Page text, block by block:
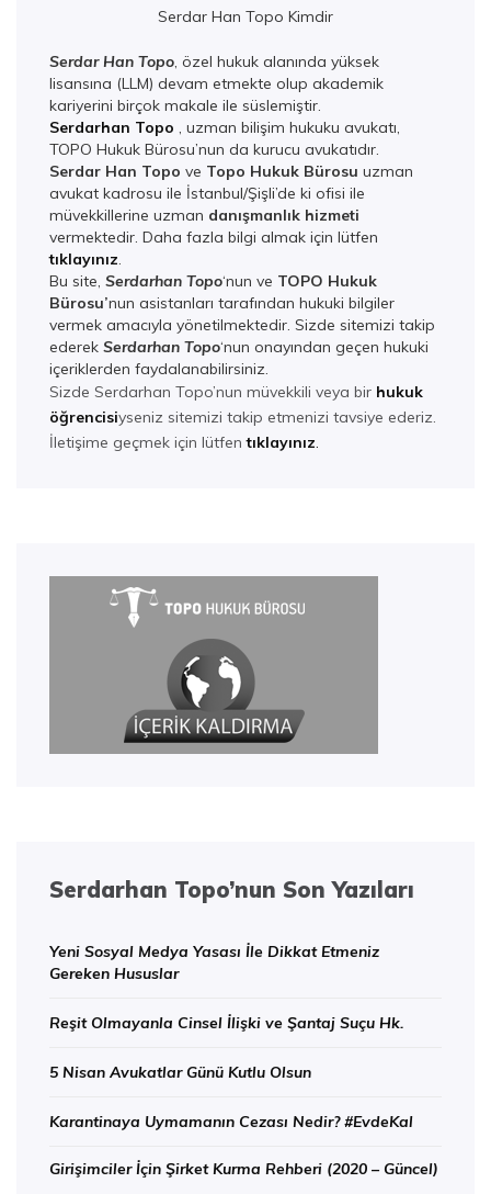
Serdar Han Topo Kimdir
Serdar Han Topo, özel hukuk alanında yüksek
lisansına (LLM) devam etmekte olup akademik
kariyerini birçok makale ile süslemiştir.
Serdarhan Topo , uzman bilişim hukuku avukatı,
TOPO Hukuk Bürosu’nun da kurucu avukatıdır.
Serdar Han Topo ve Topo Hukuk Bürosu uzman
avukat kadrosu ile İstanbul/Şişli’de ki ofisi ile
müvekkillerine uzman danışmanlık hizmeti
vermektedir. Daha fazla bilgi almak için lütfen
tıklayınız.
Bu site, Serdarhan Topo‘nun ve TOPO Hukuk
Bürosu’nun asistanları tarafından hukuki bilgiler
vermek amacıyla yönetilmektedir. Sizde sitemizi takip
ederek Serdarhan Topo‘nun onayından geçen hukuki
içeriklerden faydalanabilirsiniz.
Sizde Serdarhan Topo’nun müvekkili veya bir hukuk
öğrencisiyseniz sitemizi takip etmenizi tavsiye ederiz.
İletişime geçmek için lütfentıklayınız.
Serdarhan Topo’nun Son Yazıları
Yeni Sosyal Medya Yasası İle Dikkat Etmeniz
Gereken Hususlar
Reşit Olmayanla Cinsel İlişki ve Şantaj Suçu Hk.
5 Nisan Avukatlar Günü Kutlu Olsun
Karantinaya Uymamanın Cezası Nedir? #EvdeKal
Girişimciler İçin Şirket Kurma Rehberi (2020 – Güncel)